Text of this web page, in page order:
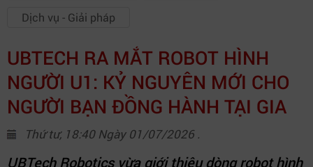
Dịch vụ - Giải pháp
UBTECH RA MẮT ROBOT HÌNH
NGƯỜI U1: KỶ NGUYÊN MỚI CHO
NGƯỜI BẠN ĐỒNG HÀNH TẠI GIA
Thứ tư, 18:40 Ngày 01/07/2026 .
UBTech Robotics vừa giới thiệu dòng robot hình